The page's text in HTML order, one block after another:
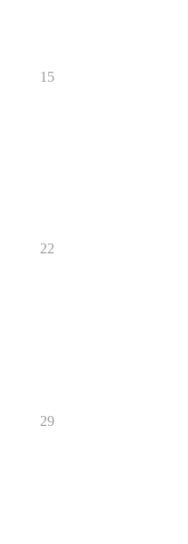
15
22
29